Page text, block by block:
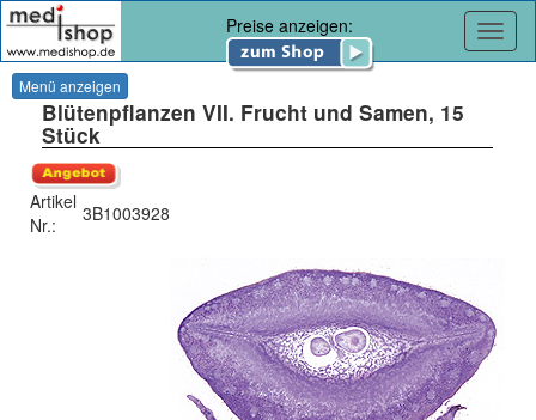
Preise anzeigen:
Menü anzeigen
Blütenpflanzen VII. Frucht und Samen, 15
Stück
Artikel
Nr.:
3B1003928